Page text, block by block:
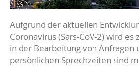
Aufgrund der aktuellen
Coronavirus (Sars-CoV-2) wird es
in der Bearbeitung von Anfragen
persönlichen Sprechzeiten sind